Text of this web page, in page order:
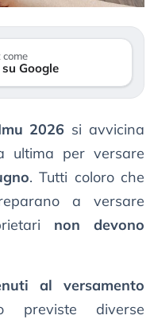
Google
2026 si avvicina
ultima per versare
. Tutti coloro che
a versare
non devono
al versamento
previste diverse